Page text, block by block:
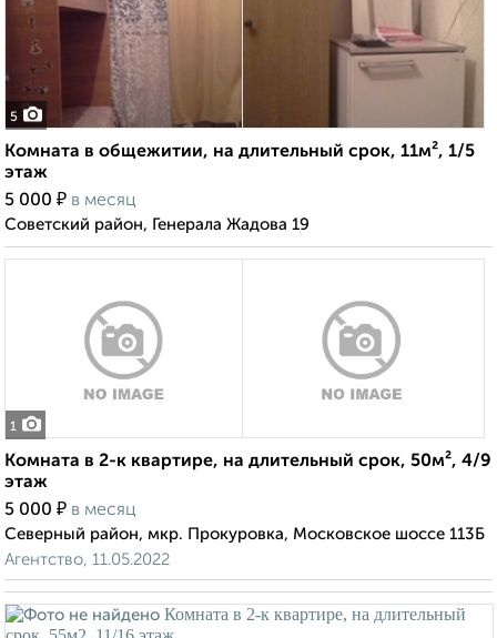
5
Комната в общежитии, на длительный срок, 11м², 1/5
этаж
5 000 ₽ в месяц
Советский район, Генерала Жадова 19
1
Комната в 2-к квартире, на длительный срок, 50м², 4/9
этаж
5 000 ₽ в месяц
Северный район, мкр. Прокуровка, Московское шоссе 113Б
Агентство, 11.05.2022